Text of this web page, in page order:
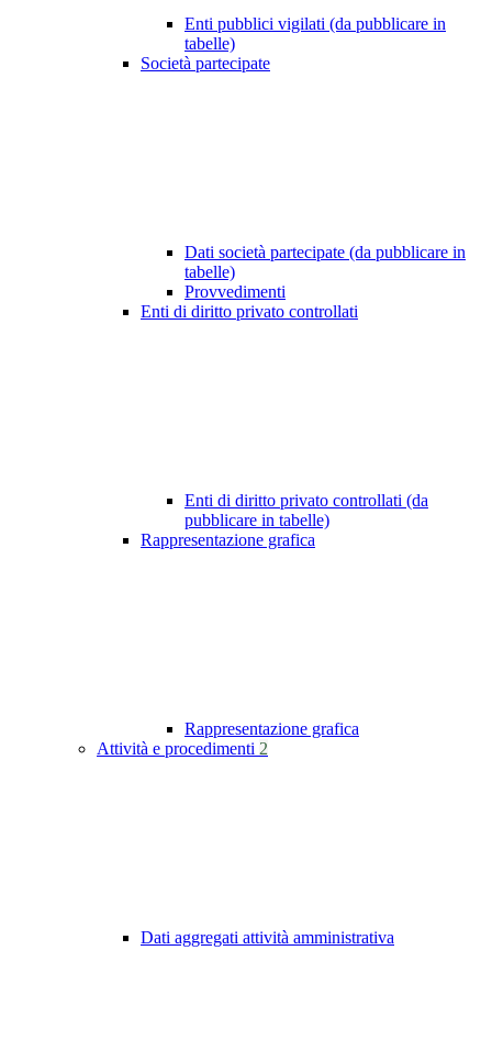
Enti pubblici vigilati (da pubblicare in
tabelle)
Società partecipate
Dati società partecipate (da pubblicare in
tabelle)
Provvedimenti
Enti di diritto privato controllati
Enti di diritto privato controllati (da
pubblicare in tabelle)
Rappresentazione grafica
Rappresentazione grafica
Attività e procedimenti 2
Dati aggregati attività amministrativa